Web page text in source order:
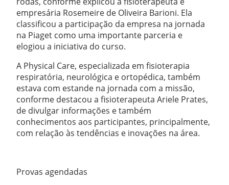
empresária Rosemeire de Oliveira Barioni. Ela
classificou a participação da empresa na jornada
na Piaget como uma importante parceria e
elogiou a iniciativa do curso.
A Physical Care, especializada em fisioterapia
respiratória, neurológica e ortopédica, também
estava com estande na jornada com a missão,
conforme destacou a fisioterapeuta Ariele Prates,
de divulgar informações e também
conhecimentos aos participantes, principalmente,
com relação às tendências e inovações na área.
Provas agendadas